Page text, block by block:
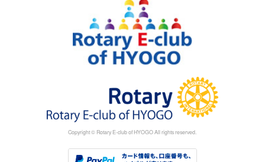
Copyright © Rotary E-club of HYOGO All rights reserved.